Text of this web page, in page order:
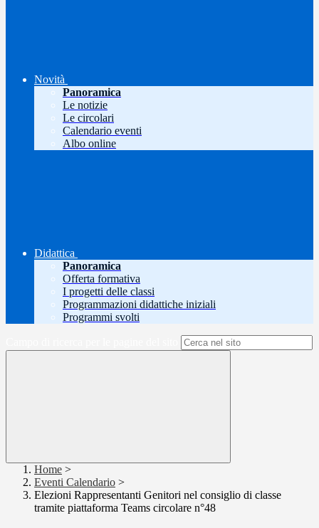
Novità
Panoramica
Le notizie
Le circolari
Calendario eventi
Albo online
Didattica
Panoramica
Offerta formativa
I progetti delle classi
Programmazioni didattiche iniziali
Programmi svolti
Home >
Eventi Calendario >
Elezioni Rappresentanti Genitori nel consiglio di classe
tramite piattaforma Teams circolare n°48